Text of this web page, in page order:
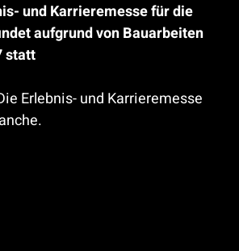
und Karrieremesse für die
aufgrund von Bauarbeiten
statt
Erlebnis- und Karrieremesse